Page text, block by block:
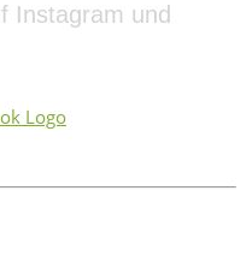
Instagram und